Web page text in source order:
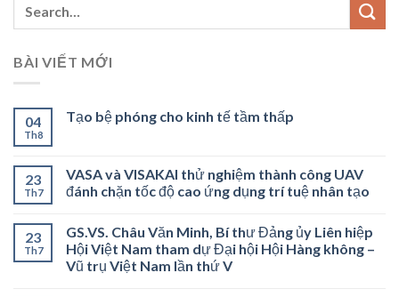
BÀI VIẾT MỚI
04
Th8
Tạo bệ phóng cho kinh tế tầm thấp
23
Th7
VASA và VISAKAI thử nghiệm thành công UAV
đánh chặn tốc độ cao ứng dụng trí tuệ nhân tạo
23
Th7
GS.VS. Châu Văn Minh, Bí thư Đảng ủy Liên hiệp
Hội Việt Nam tham dự Đại hội Hội Hàng không –
Vũ trụ Việt Nam lần thứ V